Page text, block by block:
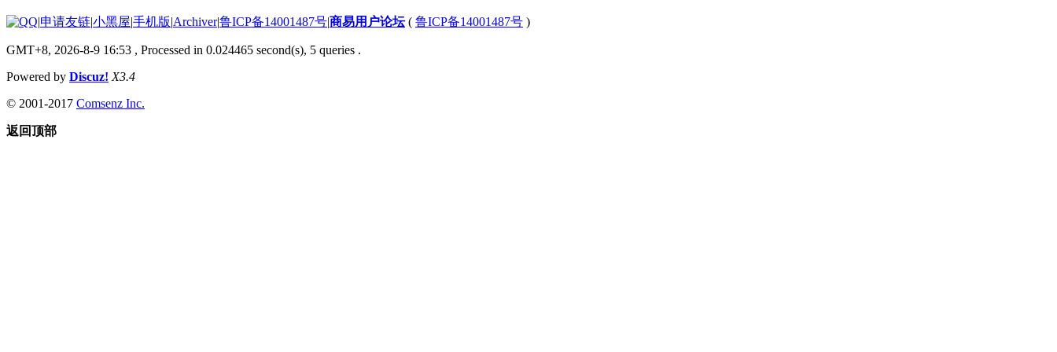
|申请友链|小黑屋|手机版|Archiver|鲁ICP备14001487号|商易用户论坛( 鲁ICP备14001487号 )
GMT+8, 2026-8-9 16:53 , Processed in 0.024465 second(s), 5 queries .
Powered by Discuz! X3.4
© 2001-2017 Comsenz Inc.
返回顶部